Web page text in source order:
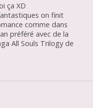
ça XD
on finit
comme dans
préféré avec de la
All Souls Trilogy de